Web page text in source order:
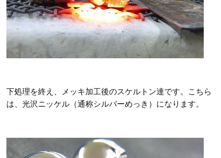
下処理を終え、メッキ加工後のスケルトン達です。こちら
は、光沢ニッケル（通称シルバーめっき）になります。